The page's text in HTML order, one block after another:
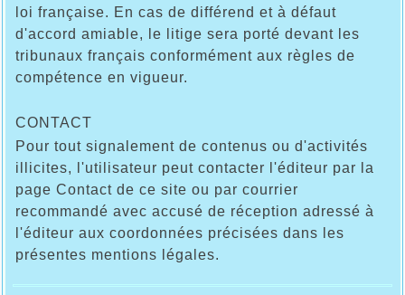
loi française. En cas de différend et à défaut
d'accord amiable, le litige sera porté devant les
tribunaux français conformément aux règles de
compétence en vigueur.
CONTACT
Pour tout signalement de contenus ou d'activités
illicites, l'utilisateur peut contacter l'éditeur par la
page Contact de ce site ou par courrier
recommandé avec accusé de réception adressé à
l'éditeur aux coordonnées précisées dans les
présentes mentions légales.